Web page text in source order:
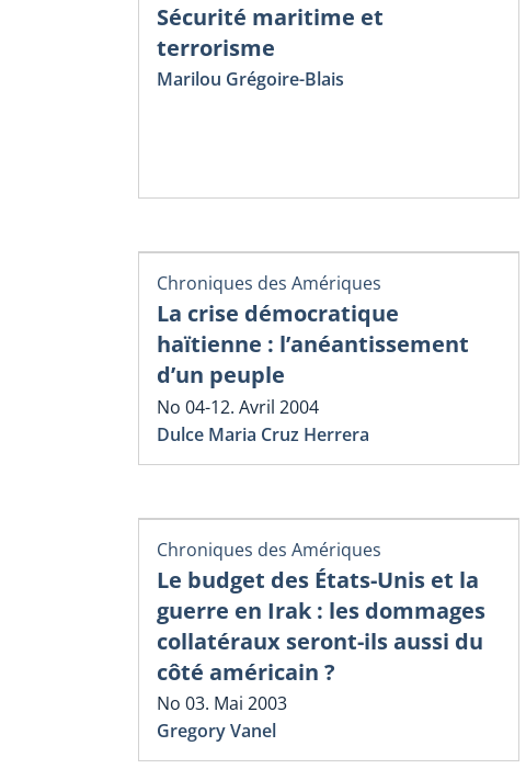
Sécurité maritime et
terrorisme
Marilou Grégoire-Blais
Chroniques des Amériques
La crise démocratique
haïtienne : l’anéantissement
d’un peuple
No 04-12. Avril 2004
Dulce Maria Cruz Herrera
Chroniques des Amériques
Le budget des États-Unis et la
guerre en Irak : les dommages
collatéraux seront-ils aussi du
côté américain ?
No 03. Mai 2003
Gregory Vanel